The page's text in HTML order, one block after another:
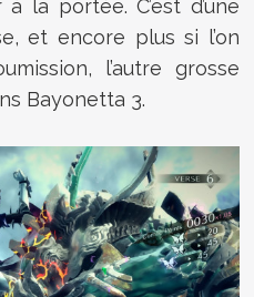
la portée. C’est d’une
et encore plus si l’on
l’autre grosse
Bayonetta 3.